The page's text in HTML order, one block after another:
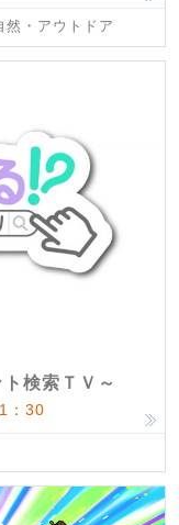
然・アウトドア
検索ＴＶ～
：30